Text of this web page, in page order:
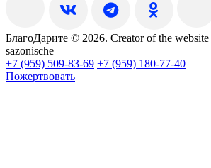
БлагоДарите © 2026. Creator of the website
sazonische
+7 (959) 509-83-69 +7 (959) 180-77-40
Пожертвовать